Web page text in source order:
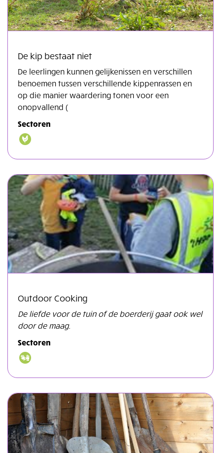
De kip bestaat niet
De leerlingen kunnen gelijkenissen en verschillen
benoemen tussen verschillende kippenrassen en
op die manier waardering tonen voor een
onopvallend (
Sectoren
Outdoor Cooking
De liefde voor de tuin of de boerderij gaat ook wel
door de maag.
Sectoren